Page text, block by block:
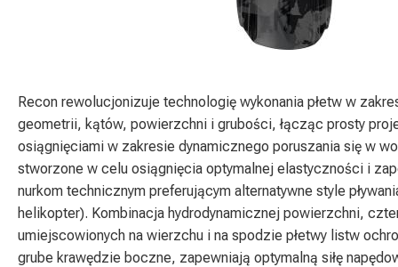
Recon rewolucjonizuje technologię wykonania płetw w
geometrii, kątów, powierzchni i grubości, łącząc prosty
osiągnięciami w zakresie dynamicznego poruszania się w
stworzone w celu osiągnięcia optymalnej elastyczności i
nurkom technicznym preferującym alternatywne style
helikopter). Kombinacja hydrodynamicznej powierzchni,
umiejscowionych na wierzchu i na spodzie płetwy listw
grube krawędzie boczne, zapewniają optymalną siłę